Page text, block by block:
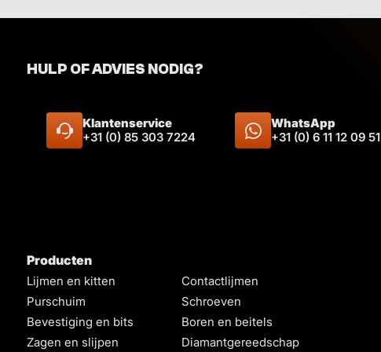
HULP OF ADVIES NODIG?
Klantenservice
+31 (0) 85 303 7224
WhatsApp
+31 (0) 6 11 12 09 51
Producten
Lijmen en kitten
Contactlijmen
Purschuim
Schroeven
Bevestiging en bits
Boren en beitels
Zagen en slijpen
Diamantgereedschap